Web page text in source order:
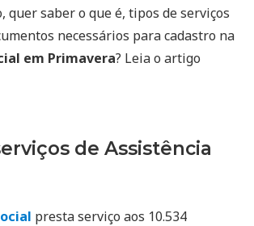
quer saber o que é, tipos de serviços
necessários para cadastro na
em Primavera? Leia o artigo
de Assistência
presta serviço aos 10.534